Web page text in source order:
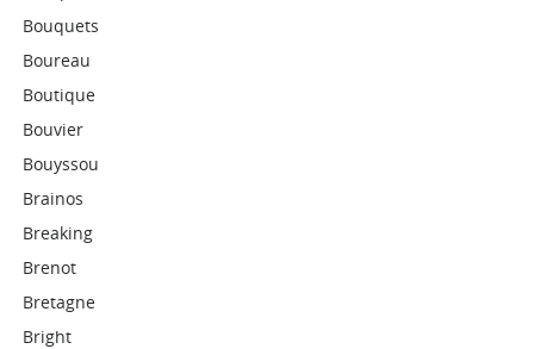
Bouquets
Boureau
Boutique
Bouvier
Bouyssou
Brainos
Breaking
Brenot
Bretagne
Bright